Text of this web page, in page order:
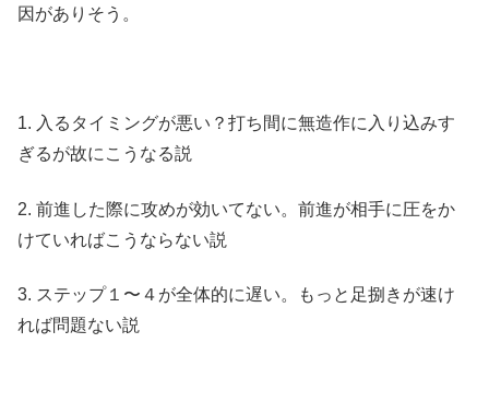
因がありそう。
1. 入るタイミングが悪い？打ち間に無造作に入り込みす
ぎるが故にこうなる説
2. 前進した際に攻めが効いてない。前進が相手に圧をか
けていればこうならない説
3. ステップ１〜４が全体的に遅い。もっと足捌きが速け
れば問題ない説